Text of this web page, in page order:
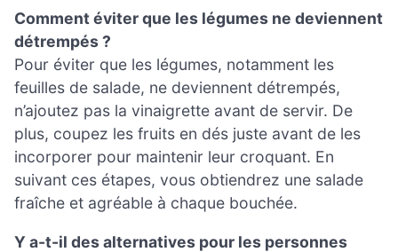
Comment éviter que les légumes ne deviennent
détrempés ?
Pour éviter que les légumes, notamment les
feuilles de salade, ne deviennent détrempés,
n’ajoutez pas la vinaigrette avant de servir. De
plus, coupez les fruits en dés juste avant de les
incorporer pour maintenir leur croquant. En
suivant ces étapes, vous obtiendrez une salade
fraîche et agréable à chaque bouchée.
Y a-t-il des alternatives pour les personnes